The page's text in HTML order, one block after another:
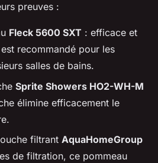
preuves :
Fleck 5600 SXT : efficace et
recommandé pour les
salles de bains.
Sprite Showers HO2-WH-M
élimine efficacement le
filtrant AquaHomeGroup
de filtration, ce pommeau